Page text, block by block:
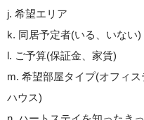
j. 希望エリア
k. 同居予定者(いる、いない)
l. ご予算(保証金、家賃)
m. 希望部屋タイプ(オフィ
ハウス)